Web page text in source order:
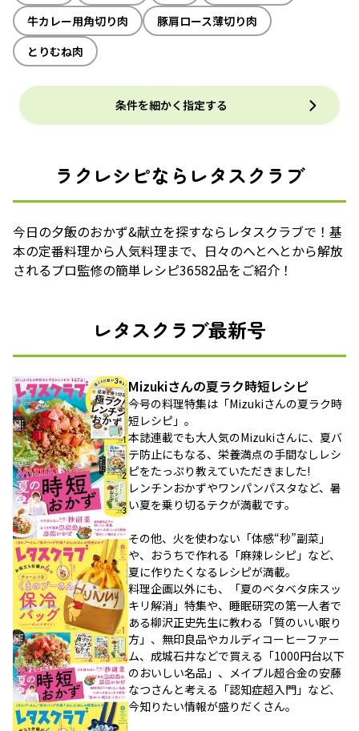
牛カレー用角切り肉
豚肩ロース薄切り肉
とりむね肉
条件を細かく指定する
ラクレシピならレタスクラブ
今日の夕飯のおかず&献立を探すならレタスクラブで！基
本の定番料理から人気料理まで、日々のへとへとから解放
されるプロ監修の簡単レシピ36582品をご紹介！
レタスクラブ最新号
Mizukiさんの夏ラク時短レシピ
今号の料理特集は「Mizukiさんの夏ラク時
短レシピ」。
本誌連載でも大人気のMizukiさんに、夏バ
テ防止にもなる、栄養満点の手間なしレシ
ピをたっぷり教えていただきました!
レンチンおかずやワンパンパスタなど、暑
い夏を乗り切るテクが満載です。
その他、火を使わない「体感“秒”副菜」
や、おうちで作れる「麻辣レシピ」など、
夏に作りたくなるレシピが満載。
料理企画以外にも、「夏のベタベタ床スッ
キリ解消」特集や、睡眠研究の第一人者で
ある柳沢正史先生に教わる「質のいい眠り
方」、無印良品やカルディコーヒーファー
ム、成城石井などで買える「1000円台以下
のおいしい名品」、メイプル超合金の安藤
なつさんと考える「認知症超入門」など、
今知りたい情報が盛りだくさん。